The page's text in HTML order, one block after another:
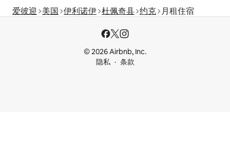
爱彼迎 美国 伊利诺伊 杜佩奇县 约克 月租住宿
© 2026 Airbnb, Inc.
隐私
条款